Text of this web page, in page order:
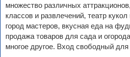
множество различных
классов и развлечений, театр
город мастеров, вкусная еда на
продажа товаров для сада и
многое другое. Вход свободный